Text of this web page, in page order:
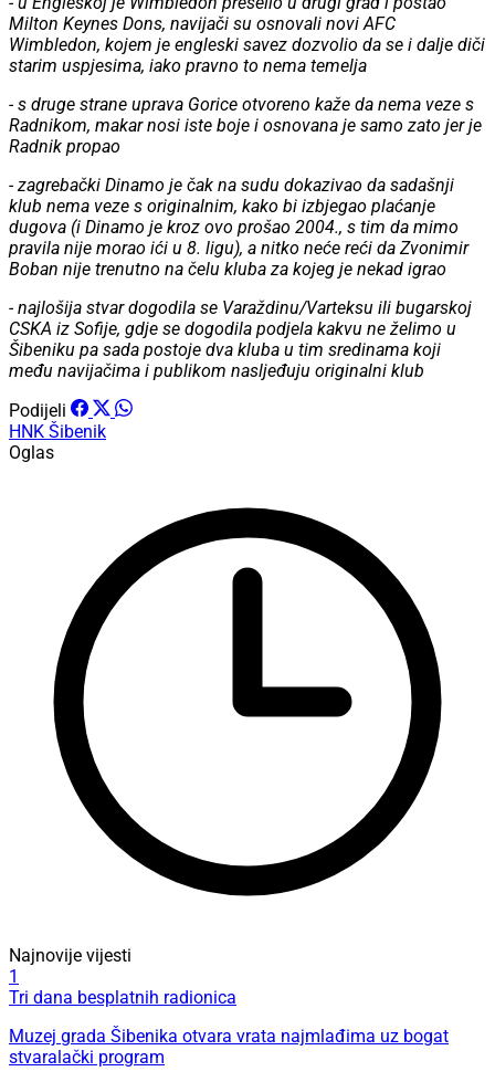
Milton Keynes Dons, navijači su osnovali novi AFC
Wimbledon, kojem je engleski savez dozvolio da se i dalje diči
starim uspjesima, iako pravno to nema temelja
- s druge strane uprava Gorice otvoreno kaže da nema veze s
Radnikom, makar nosi iste boje i osnovana je samo zato jer je
Radnik propao
- zagrebački Dinamo je čak na sudu dokazivao da sadašnji
klub nema veze s originalnim, kako bi izbjegao plaćanje
dugova (i Dinamo je kroz ovo prošao 2004., s tim da mimo
pravila nije morao ići u 8. ligu), a nitko neće reći da Zvonimir
Boban nije trenutno na čelu kluba za kojeg je nekad igrao
- najlošija stvar dogodila se Varaždinu/Varteksu ili bugarskoj
CSKA iz Sofije, gdje se dogodila podjela kakvu ne želimo u
Šibeniku pa sada postoje dva kluba u tim sredinama koji
među navijačima i publikom nasljeđuju originalni klub
Podijeli
HNK Šibenik
Oglas
Najnovije vijesti
1
Tri dana besplatnih radionica
Muzej grada Šibenika otvara vrata najmlađima uz bogat
stvaralački program